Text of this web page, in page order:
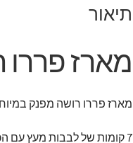
תיאור
מארז פררו
מארז פררו רושה מפנק